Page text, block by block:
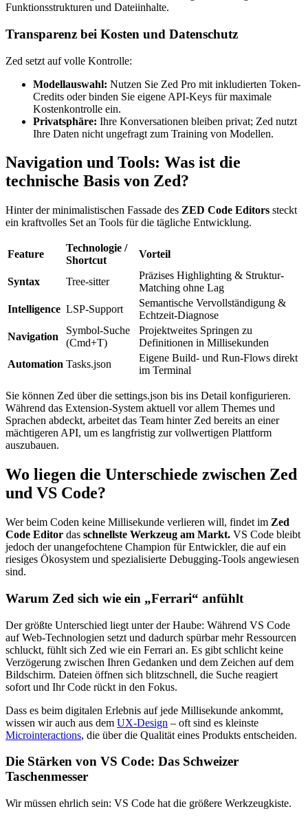
Funktionsstrukturen und Dateiinhalte.
Transparenz bei Kosten und Datenschutz
Zed setzt auf volle Kontrolle:
Modellauswahl: Nutzen Sie Zed Pro mit inkludierten Token-
Credits oder binden Sie eigene API-Keys für maximale
Kostenkontrolle ein.
Privatsphäre: Ihre Konversationen bleiben privat; Zed nutzt
Ihre Daten nicht ungefragt zum Training von Modellen.
Navigation und Tools: Was ist die
technische Basis von Zed?
Hinter der minimalistischen Fassade des ZED Code Editors steckt
ein kraftvolles Set an Tools für die tägliche Entwicklung.
Feature
Technologie /
Shortcut
Vorteil
Syntax Tree-sitter
Präzises Highlighting & Struktur-
Matching ohne Lag
Intelligence LSP-Support
Semantische Vervollständigung &
Echtzeit-Diagnose
Navigation
Symbol-Suche
(Cmd+T)
Projektweites Springen zu
Definitionen in Millisekunden
Automation Tasks.json
Eigene Build- und Run-Flows direkt
im Terminal
Sie können Zed über die settings.json bis ins Detail konfigurieren.
Während das Extension-System aktuell vor allem Themes und
Sprachen abdeckt, arbeitet das Team hinter Zed bereits an einer
mächtigeren API, um es langfristig zur vollwertigen Plattform
auszubauen.
Wo liegen die Unterschiede zwischen Zed
und VS Code?
Wer beim Coden keine Millisekunde verlieren will, findet im Zed
Code Editor das schnellste Werkzeug am Markt. VS Code bleibt
jedoch der unangefochtene Champion für Entwickler, die auf ein
riesiges Ökosystem und spezialisierte Debugging-Tools angewiesen
sind.
Warum Zed sich wie ein „Ferrari“ anfühlt
Der größte Unterschied liegt unter der Haube: Während VS Code
auf Web-Technologien setzt und dadurch spürbar mehr Ressourcen
schluckt, fühlt sich Zed wie ein Ferrari an. Es gibt schlicht keine
Verzögerung zwischen Ihren Gedanken und dem Zeichen auf dem
Bildschirm. Dateien öffnen sich blitzschnell, die Suche reagiert
sofort und Ihr Code rückt in den Fokus.
Dass es beim digitalen Erlebnis auf jede Millisekunde ankommt,
wissen wir auch aus dem UX-Design – oft sind es kleinste
Microinteractions, die über die Qualität eines Produkts entscheiden.
Die Stärken von VS Code: Das Schweizer
Taschenmesser
Wir müssen ehrlich sein: VS Code hat die größere Werkzeugkiste.